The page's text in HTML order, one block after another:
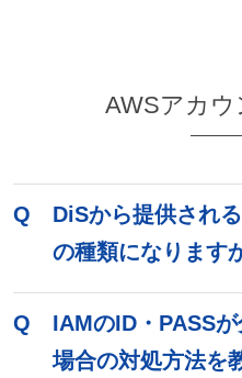
AWSアカ
Q
DiSから提供され
の種類になります
Q
IAMのID・PASS
場合の対処方法を